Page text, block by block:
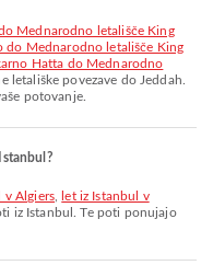
do Mednarodno letališče King
Hatta do Mednarodno
letališke povezave do Jeddah.
potovanje.
v Algiers,
let iz Istanbul v
iz Istanbul. Te poti ponujajo